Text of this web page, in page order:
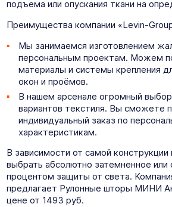
подъема или опускания ткани на
Преимущества компании «Levin-
Мы занимаемся изготовлением
персональным проектам. Можем
материалы и системы крепления
окон и проёмов.
В нашем арсенале огромный
вариантов текстиля. Вы сможете
индивидуальный заказ по
характеристикам.
В зависимости от самой
выбрать абсолютно затемненное
процентом защиты от света.
предлагает Рулонные шторы МИНИ
цене от 1493 руб.